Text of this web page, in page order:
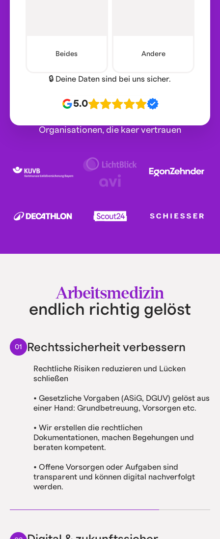
Beides Andere
🔒 Deine Daten sind bei uns sicher.
5.0
Organisationen, die kaer vertrauen
Arbeitsmedizin
endlich richtig gelöst
01 Rechtssicherheit verbessern
Rechtliche Risiken reduzieren und Lücken
schließen
• Gesetzliche Vorgaben (ASiG, DGUV) gelöst aus
einer Hand: Grundbetreuung, Vorsorgen etc.
• Wir erstellen die rechtlichen
Dokumentationen, machen Begehungen und
beraten kompetent.
• Offene Vorsorgen oder Aufgaben sind
transparent und können digital nachverfolgt
werden.